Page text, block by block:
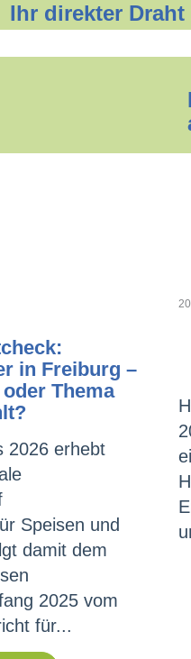
Ihr direkter
in Freiburg –
Thema
2026 erhebt
Speisen und
damit dem
2025 vom
für...